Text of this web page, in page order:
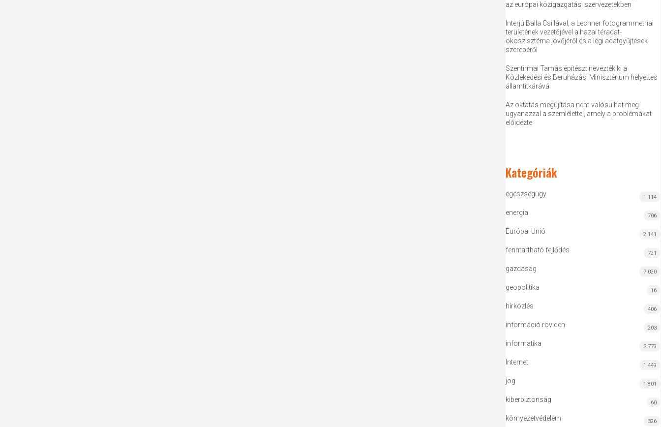
az európai közigazgatási szervezetekben
Interjú Balla Csillával, a Lechner fotogrammetriai
területének vezetőjével a hazai téradat-
ökoszisztéma jövőjéről és a légi adatgyűjtések
szerepéről
Szentirmai Tamás építészt nevezték ki a
Közlekedési és Beruházási Minisztérium helyettes
államtitkárává
Az oktatás megújítása nem valósulhat meg
ugyanazzal a szemlélettel, amely a problémákat
előidézte
Kategóriák
egészségügy 1 114
energia 706
Európai Unió 2 141
fenntartható fejlődés 721
gazdaság 7 020
geopolitika 16
hírközlés 406
információ röviden 203
informatika 3 779
Internet 1 449
jog 1 801
kiberbiztonság 60
környezetvédelem 326